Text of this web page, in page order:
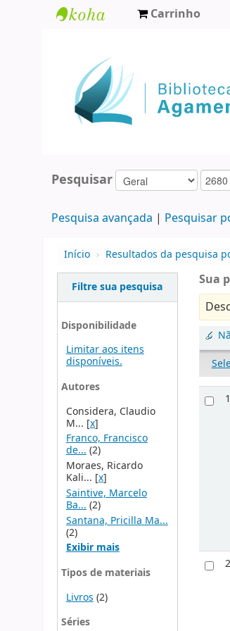
Agamenon
Magalhães
Carrinho
Pesquisar
Pesquisa avançada Pesquisar
Início › Resultados da pesquisa
Filtre sua pesquisa
Disponibilidade
Limitar aos itens
disponíveis.
Autores
Considera, Claudio
M... [x]
Franco, Francisco
de...(2)
Moraes, Ricardo
Kali... [x]
Saintive, Marcelo
Ba... (2)
Santana, Pricilla Ma...
(2)
Exibir mais
Tipos de materiais
Livros (2)
Séries
Sua